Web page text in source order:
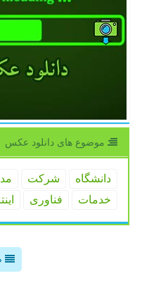
موضوع های دانلود عكس
دانشگاه شركت مد
خدمات
فناوری